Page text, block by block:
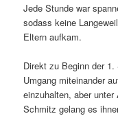
Jede Stunde war
sodass keine
Eltern aufkam.
Direkt zu Beginn der
Umgang miteinander
einzuhalten, aber
Schmitz gelang es